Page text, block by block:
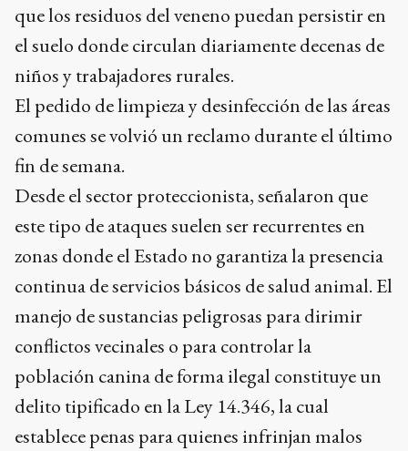
que los residuos del veneno puedan persistir en
el suelo donde circulan diariamente decenas de
niños y trabajadores rurales.
El pedido de limpieza y desinfección de las áreas
comunes se volvió un reclamo durante el último
fin de semana.
Desde el sector proteccionista, señalaron que
este tipo de ataques suelen ser recurrentes en
zonas donde el Estado no garantiza la presencia
continua de servicios básicos de salud animal. El
manejo de sustancias peligrosas para dirimir
conflictos vecinales o para controlar la
población canina de forma ilegal constituye un
delito tipificado en la Ley 14.346, la cual
establece penas para quienes infrinjan malos